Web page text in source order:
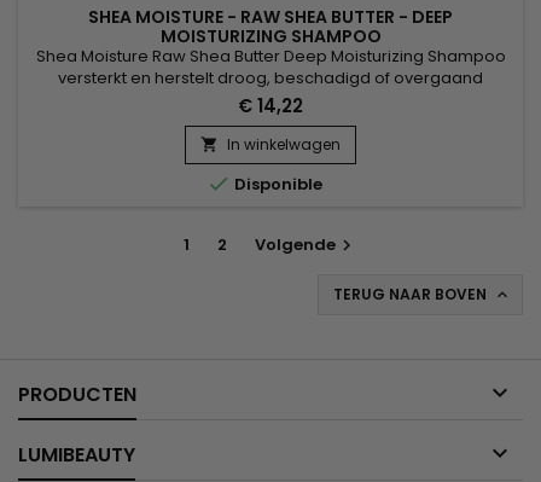
SHEA MOISTURE - RAW SHEA BUTTER - DEEP
MOISTURIZING SHAMPOO
Shea Moisture Raw Shea Butter Deep Moisturizing Shampoo
versterkt en herstelt droog, beschadigd of overgaand
krullend en kroeshaarhaar. Onze sulfaatvrije shampoo helpt
droog, beschadigd of oververwerkt haar te hydrateren.
Perfect voor de overgang van chemisch behandeld haar
naar natuurlijk.
€ 14,22
 In winkelwagen
 Disponible
1 2 Volgende 
TERUG NAAR BOVEN 
PRODUCTEN 
LUMIBEAUTY 